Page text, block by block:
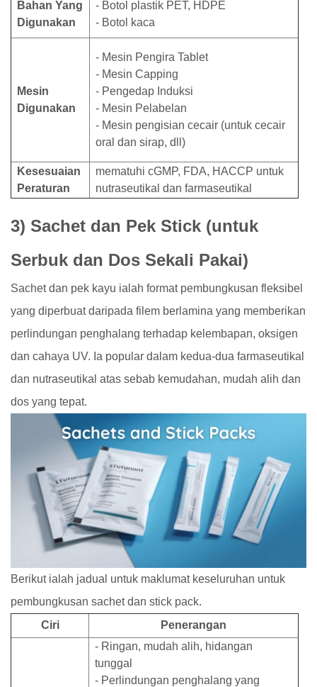
Bahan Yang
Digunakan
- Botol plastik PET, HDPE
- Botol kaca
Mesin
Digunakan
- Mesin Pengira Tablet
- Mesin Capping
- Pengedap Induksi
- Mesin Pelabelan
- Mesin pengisian cecair (untuk cecair
oral dan sirap, dll)
Kesesuaian
Peraturan
mematuhi cGMP, FDA, HACCP untuk
nutraseutikal dan farmaseutikal
3) Sachet dan Pek Stick (untuk
Serbuk dan Dos Sekali Pakai)
Sachet dan pek kayu ialah format pembungkusan fleksibel
yang diperbuat daripada filem berlamina yang memberikan
perlindungan penghalang terhadap kelembapan, oksigen
dan cahaya UV. Ia popular dalam kedua-dua farmaseutikal
dan nutraseutikal atas sebab kemudahan, mudah alih dan
dos yang tepat.
Berikut ialah jadual untuk maklumat keseluruhan untuk
pembungkusan sachet dan stick pack.
Ciri
Penerangan
- Ringan, mudah alih, hidangan
tunggal
- Perlindungan penghalang yang